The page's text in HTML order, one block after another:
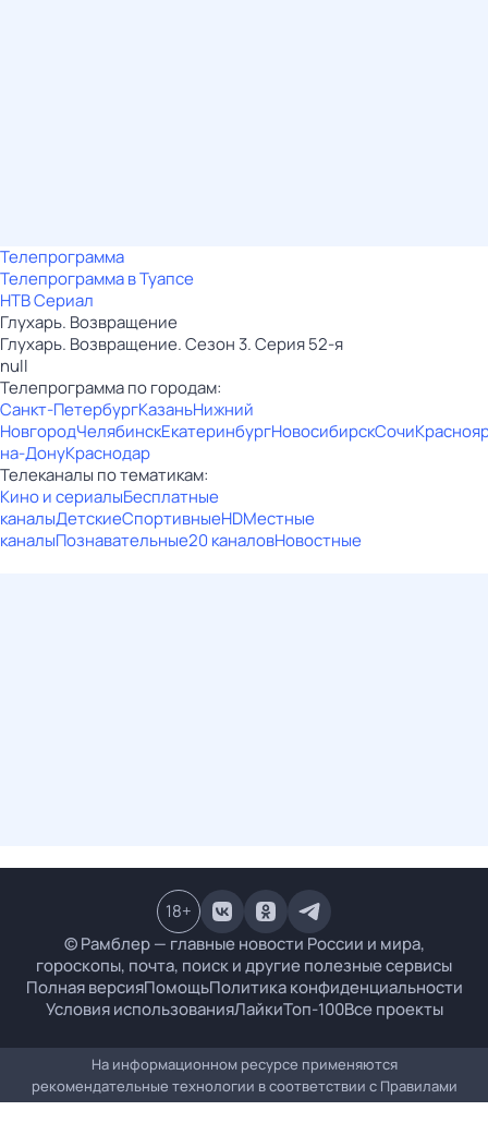
Телепрограмма
Телепрограмма в Туапсе
НТВ Сериал
Глухарь. Возвращение
Глухарь. Возвращение. Сезон 3. Серия 52-я
null
Телепрограмма по городам:
Санкт-ПетербургКазаньНижний
НовгородЧелябинскЕкатеринбургНовосибирскСочи
на-ДонуКраснодар
Телеканалы по тематикам:
Кино и сериалыБесплатные
каналыДетскиеСпортивныеHDМестные
каналыПознавательные20 каналовНовостные
© Рамблер — главные новости России и мира,
гороскопы, почта, поиск и другие полезные сервисы
Полная версияПомощьПолитика конфиденциальности
Условия использованияЛайкиТоп-100Все проекты
18+
На информационном ресурсе применяются
рекомендательные технологии в соответствии с Правилами